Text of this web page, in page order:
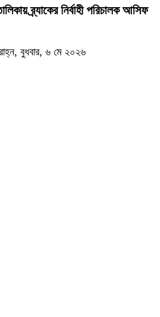
ব্র্যাকের নির্বাহী পরিচালক আসিফ
বুধবার, ৬ মে ২০২৬